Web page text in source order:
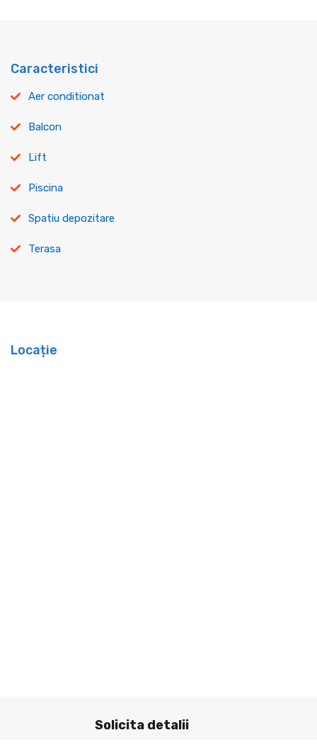
Caracteristici
Aer conditionat
Balcon
Lift
Piscina
Spatiu depozitare
Terasa
Locație
Solicita detalii